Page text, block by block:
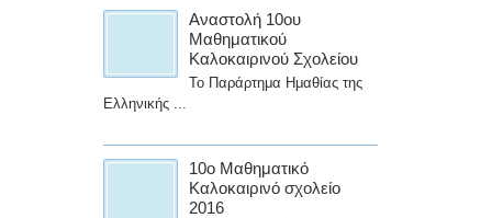
Αναστολή 10ου
Μαθηματικού
Καλοκαιρινού Σχολείου
Το Παράρτημα Ημαθίας της
Ελληνικής ...
10ο Μαθηματικό
Καλοκαιρινό σχολείο
2016